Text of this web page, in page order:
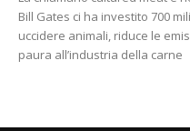
Bill Gates ci ha investito 700
uccidere animali, riduce le
paura all’industria della carne